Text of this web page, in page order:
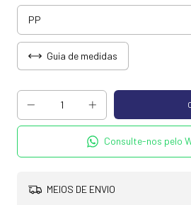
Guia de medidas
Consulte-nos pelo
MEIOS DE ENVIO